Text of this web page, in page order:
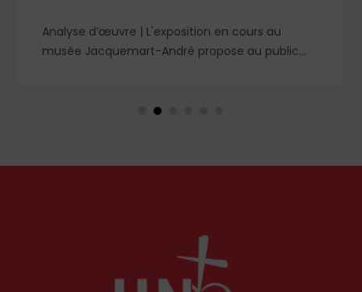
Analyse d’œuvre | L'exposition en cours au
musée Jacquemart-André propose au public
dans un style qui tranche avec les ceux qui